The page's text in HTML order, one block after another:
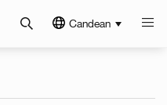
Candean